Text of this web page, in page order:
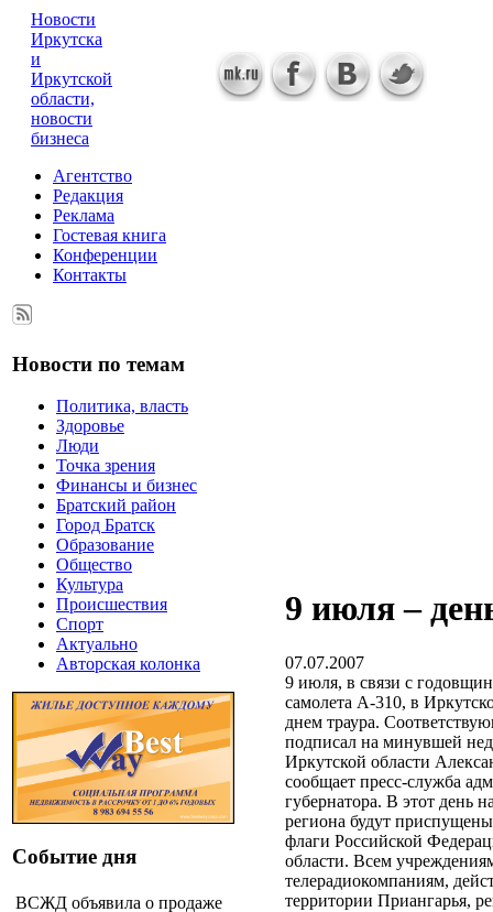
Новости
Иркутска
и
Иркутской
области,
новости
бизнеса
Агентство
Редакция
Реклама
Гостевая книга
Конференции
Контакты
Новости по темам
Политика, власть
Здоровье
Люди
Точка зрения
Финансы и бизнес
Братский район
Город Братск
Образование
Общество
Культура
Происшествия
Спорт
Актуально
Авторская колонка
Событие дня
ВСЖД объявила о продаже
9 июля –
07.07.2007
9 июля, в связи с
самолета А-310, в
днем траура.
подписал на минувшей
Иркутской области
сообщает пресс-служба
губернатора. В этот день
региона будут
флаги Российской
области. Всем
телерадиокомпаниям,
территории Приангарья,